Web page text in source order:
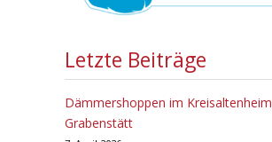
Letzte Beiträge
Dämmershoppen im Kreisaltenheim
Grabenstätt